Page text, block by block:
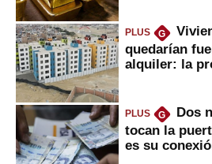
PLUS G
quedarían
alquiler: la
PLUS G
Dos
tocan la
es su